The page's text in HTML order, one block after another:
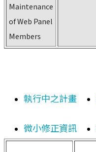
Maintenance
of Web Panel
Members
執行中之計畫
微小修正資訊